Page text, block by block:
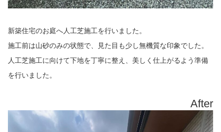
新築住宅のお庭へ人工芝施工を行いました。
施工前は山砂のみの状態で、見た目も少し無機質な印象でした。
人工芝施工に向けて下地を丁寧に整え、美しく仕上がるよう準備
を行いました。
After